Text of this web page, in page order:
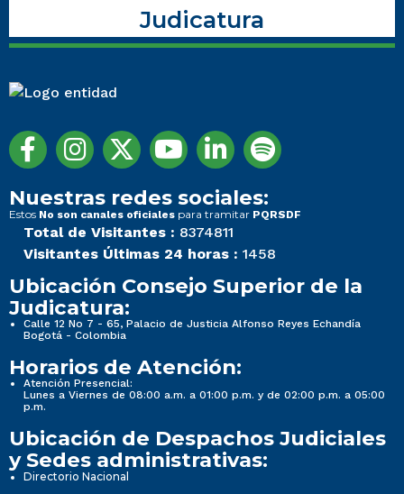
Judicatura
Nuestras redes sociales:
Estos No son canales oficiales para tramitar PQRSDF
Total de Visitantes : 8374811
Visitantes Últimas 24 horas : 1458
Ubicación Consejo Superior de la
Judicatura:
Calle 12 No 7 - 65, Palacio de Justicia Alfonso Reyes Echandía
Bogotá - Colombia
Horarios de Atención:
Atención Presencial:
Lunes a Viernes de 08:00 a.m. a 01:00 p.m. y de 02:00 p.m. a 05:00
p.m.
Ubicación de Despachos Judiciales
y Sedes administrativas:
Directorio Nacional